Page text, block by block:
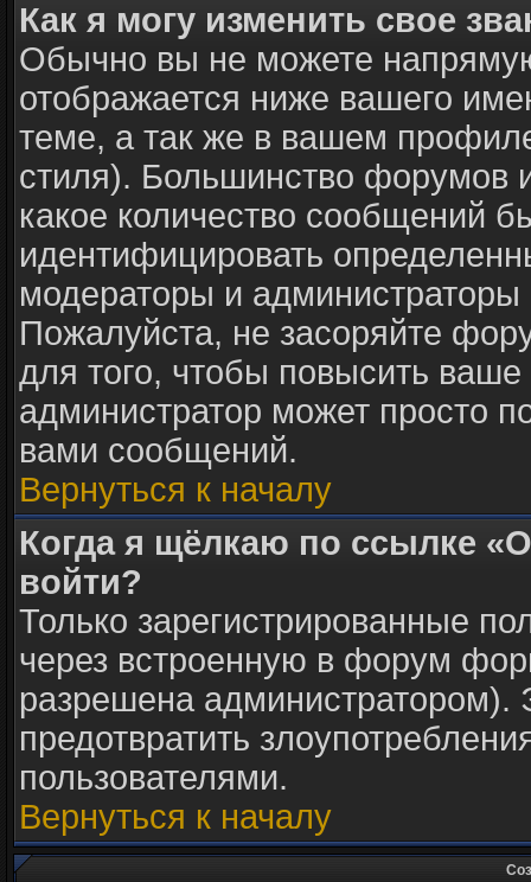
Как я могу изменить свое
Обычно вы не можете
отображается ниже вашего
теме, а так же в вашем
стиля). Большинство форумов
какое количество сообщений
идентифицировать
модераторы и
Пожалуйста, не засоряйте
для того, чтобы повысить
администратор может просто
вами сообщений.
Вернуться к началу
Когда я щёлкаю по ссылке
войти?
Только зарегистрированные
через встроенную в форум
разрешена администратором).
предотвратить
пользователями.
Вернуться к началу